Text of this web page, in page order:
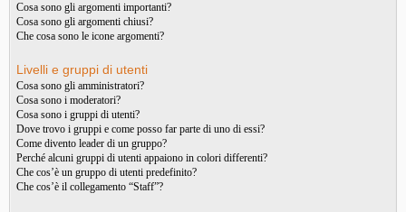
Cosa sono gli argomenti importanti?
Cosa sono gli argomenti chiusi?
Che cosa sono le icone argomenti?
Livelli e gruppi di utenti
Cosa sono gli amministratori?
Cosa sono i moderatori?
Cosa sono i gruppi di utenti?
Dove trovo i gruppi e come posso far parte di uno di essi?
Come divento leader di un gruppo?
Perché alcuni gruppi di utenti appaiono in colori differenti?
Che cos’è un gruppo di utenti predefinito?
Che cos’è il collegamento “Staff”?